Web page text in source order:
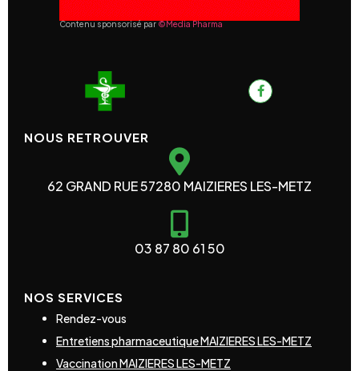
Contenu sponsorisé par ©Media Pharma
NOUS RETROUVER
62 GRAND RUE 57280 MAIZIERES LES-METZ
03 87 80 61 50
NOS SERVICES
Rendez-vous
Entretiens pharmaceutique MAIZIERES LES-METZ
Vaccination MAIZIERES LES-METZ